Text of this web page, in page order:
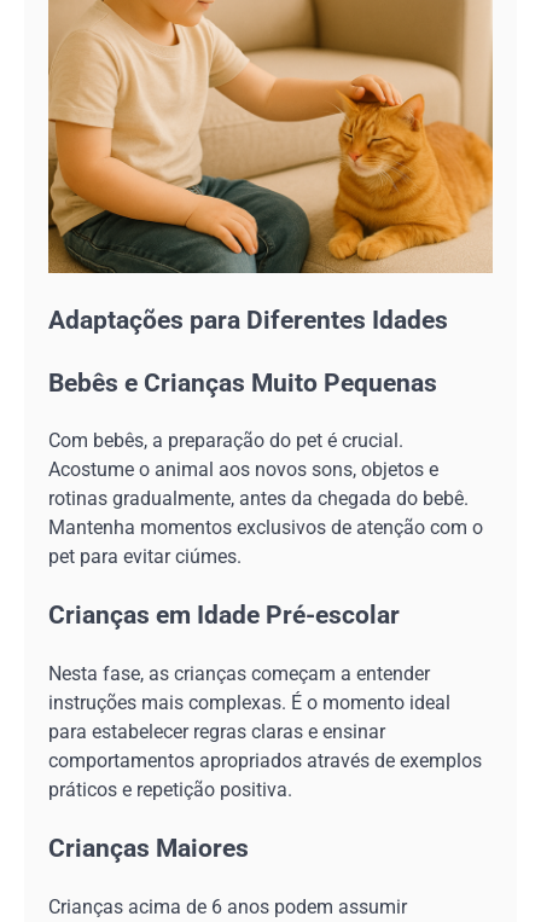
Adaptações para Diferentes Idades
Bebês e Crianças Muito Pequenas
Com bebês, a preparação do pet é crucial.
Acostume o animal aos novos sons, objetos e
rotinas gradualmente, antes da chegada do bebê.
Mantenha momentos exclusivos de atenção com o
pet para evitar ciúmes.
Crianças em Idade Pré-escolar
Nesta fase, as crianças começam a entender
instruções mais complexas. É o momento ideal
para estabelecer regras claras e ensinar
comportamentos apropriados através de exemplos
práticos e repetição positiva.
Crianças Maiores
Crianças acima de 6 anos podem assumir